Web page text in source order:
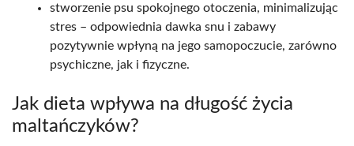
stworzenie psu spokojnego otoczenia, minimalizując
stres – odpowiednia dawka snu i zabawy
pozytywnie wpłyną na jego samopoczucie, zarówno
psychiczne, jak i fizyczne.
Jak dieta wpływa na długość życia
maltańczyków?